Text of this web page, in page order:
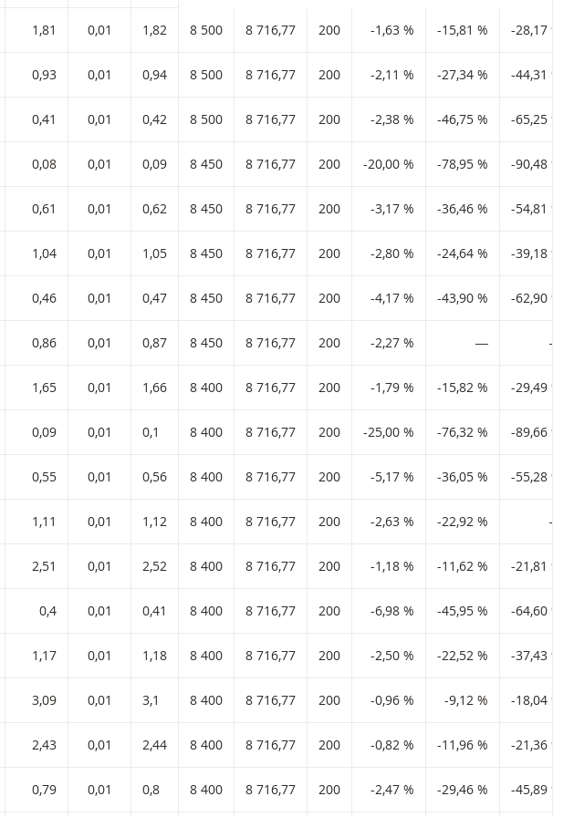
1,81 0,01 1,82 8 500 8 716,77 200 -1,63 % -15,81 % -28,17 %
0,93 0,01 0,94 8 500 8 716,77 200 -2,11 % -27,34 % -44,31 %
0,41 0,01 0,42 8 500 8 716,77 200 -2,38 % -46,75 % -65,25 %
0,08 0,01 0,09 8 450 8 716,77 200 -20,00 % -78,95 % -90,48 %
0,61 0,01 0,62 8 450 8 716,77 200 -3,17 % -36,46 % -54,81 %
1,04 0,01 1,05 8 450 8 716,77 200 -2,80 % -24,64 % -39,18 %
0,46 0,01 0,47 8 450 8 716,77 200 -4,17 % -43,90 % -62,90 %
0,86 0,01 0,87 8 450 8 716,77 200 -2,27 % ― ―
1,65 0,01 1,66 8 400 8 716,77 200 -1,79 % -15,82 % -29,49 %
0,09 0,01 0,1 8 400 8 716,77 200 -25,00 % -76,32 % -89,66 %
0,55 0,01 0,56 8 400 8 716,77 200 -5,17 % -36,05 % -55,28 %
1,11 0,01 1,12 8 400 8 716,77 200 -2,63 % -22,92 % ―
2,51 0,01 2,52 8 400 8 716,77 200 -1,18 % -11,62 % -21,81 %
0,4 0,01 0,41 8 400 8 716,77 200 -6,98 % -45,95 % -64,60 %
1,17 0,01 1,18 8 400 8 716,77 200 -2,50 % -22,52 % -37,43 %
3,09 0,01 3,1 8 400 8 716,77 200 -0,96 % -9,12 % -18,04 %
2,43 0,01 2,44 8 400 8 716,77 200 -0,82 % -11,96 % -21,36 %
0,79 0,01 0,8 8 400 8 716,77 200 -2,47 % -29,46 % -45,89 %